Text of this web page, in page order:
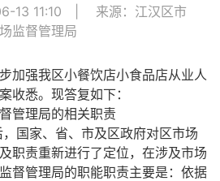
13 11:10
来源：江汉区市
场监督管理局
加强我区小餐饮店小食品店从业人
收悉。现答复如下：
管理局的相关职责
国家、省、市及区政府对区市场
职责重新进行了定位，在涉及市场
督管理局的职能职责主要是：依据